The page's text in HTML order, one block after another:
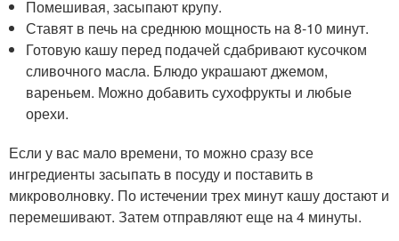
Помешивая, засыпают крупу.
Ставят в печь на среднюю мощность на 8-10 минут.
Готовую кашу перед подачей сдабривают кусочком
сливочного масла. Блюдо украшают джемом,
вареньем. Можно добавить сухофрукты и любые
орехи.
Если у вас мало времени, то можно сразу все
ингредиенты засыпать в посуду и поставить в
микроволновку. По истечении трех минут кашу достают и
перемешивают. Затем отправляют еще на 4 минуты.